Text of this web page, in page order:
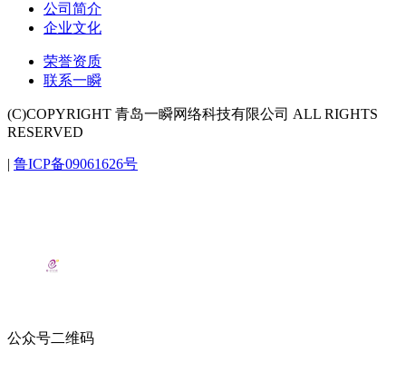
公司简介
企业文化
荣誉资质
联系一瞬
(C)COPYRIGHT 青岛一瞬网络科技有限公司 ALL RIGHTS
RESERVED
| 鲁ICP备09061626号
公众号二维码